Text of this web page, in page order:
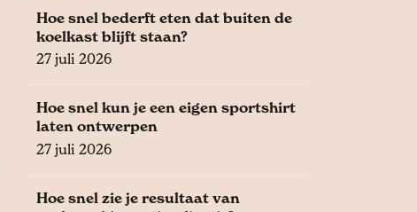
Hoe snel bederft eten dat buiten de
koelkast blijft staan?
27 juli 2026
Hoe snel kun je een eigen sportshirt
laten ontwerpen
27 juli 2026
Hoe snel zie je resultaat van